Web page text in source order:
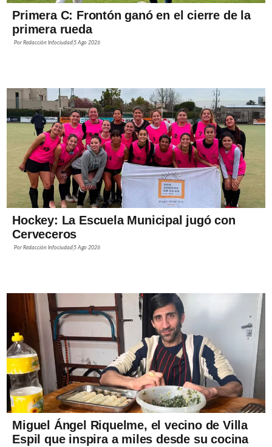
Primera C: Frontón ganó en el cierre de la
primera rueda
PorRedacción Infociudad5 Ago 2026
Hockey: La Escuela Municipal jugó con
Cerveceros
PorRedacción Infociudad5 Ago 2026
Miguel Ángel Riquelme, el vecino de Villa
Espil que inspira a miles desde su cocina